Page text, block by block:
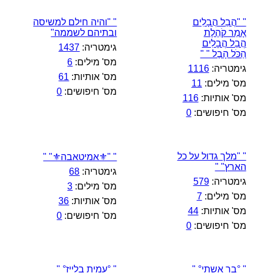
" "הֲבֵל הֲבָלִים
אָמַר קֹהֶלֶת
הֲבֵל הֲבָלִים
הַכֹּל הָבֶל " "
גימטריה:1116
מס' מילים: 11
מס' אותיות:116
מס' חיפושים:0
" "והיה חילם למשיסה
ובתיהם לשממה"
גימטריה: 1437
מס' מילים: 6
מס' אותיות: 61
מס' חיפושים: 0
" "מלך גדול על כל
הארץ" "
גימטריה:579
מס' מילים:7
מס' אותיות:44
מס' חיפושים:0
" "⚜️אמיטאבה⚜️" "
גימטריה: 68
מס' מילים: 3
מס' אותיות: 36
מס' חיפושים: 0
" °בר אשתי° " " °עמית בלייז° "